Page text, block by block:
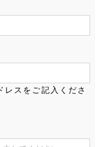
レスをご記入くださ